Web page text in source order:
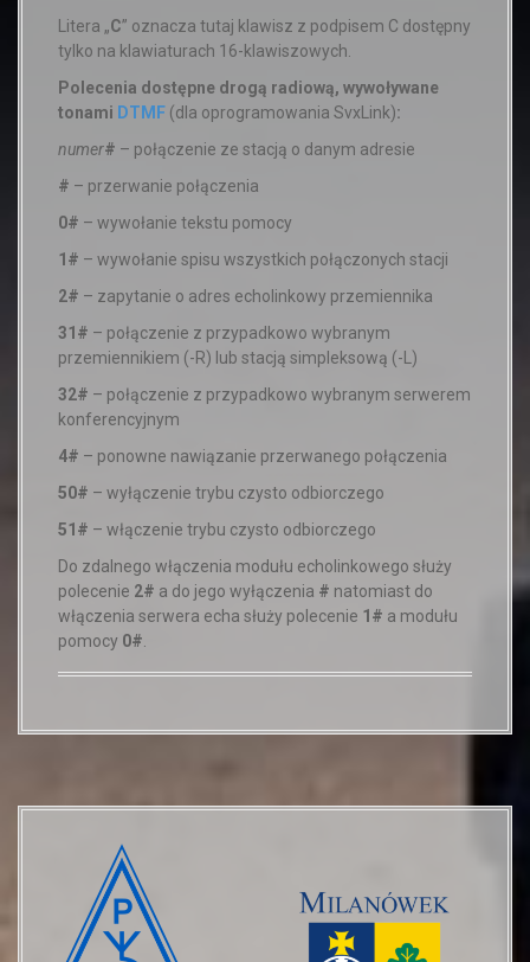
Litera „C” oznacza tutaj klawisz z podpisem C dostępny
tylko na klawiaturach 16-klawiszowych.
Polecenia dostępne drogą radiową, wywoływane
tonami DTMF (dla oprogramowania SvxLink):
numer# – połączenie ze stacją o danym adresie
# – przerwanie połączenia
0# – wywołanie tekstu pomocy
1# – wywołanie spisu wszystkich połączonych stacji
2# – zapytanie o adres echolinkowy przemiennika
31# – połączenie z przypadkowo wybranym
przemiennikiem (-R) lub stacją simpleksową (-L)
32# – połączenie z przypadkowo wybranym serwerem
konferencyjnym
4# – ponowne nawiązanie przerwanego połączenia
50# – wyłączenie trybu czysto odbiorczego
51# – włączenie trybu czysto odbiorczego
Do zdalnego włączenia modułu echolinkowego służy
polecenie 2# a do jego wyłączenia # natomiast do
włączenia serwera echa służy polecenie 1# a modułu
pomocy 0#